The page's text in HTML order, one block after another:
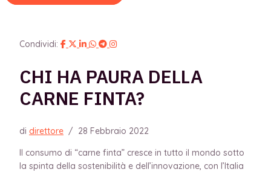
Condividi:
CHI HA PAURA DELLA
CARNE FINTA?
di direttore / 28 Febbraio 2022
Il consumo di “carne finta” cresce in tutto il mondo sotto
la spinta della sostenibilità e dell’innovazione, con l’Italia